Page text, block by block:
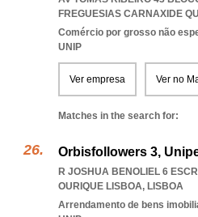
FREGUESIAS CARNAXIDE
Comércio por grosso não
UNIP
Ver empresa Ver no
Matches in the search for:
Orbisfollowers 3,
R JOSHUA BENOLIEL 6
OURIQUE LISBOA, LISBOA
Arrendamento de bens